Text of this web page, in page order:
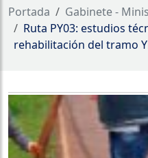
Portada
Gabinete -
Ruta PY03: estudios
rehabilitación del tramo